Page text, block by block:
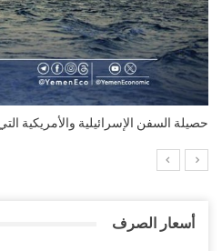
التضخم السنوي لمنطقة
أسعار الصرف